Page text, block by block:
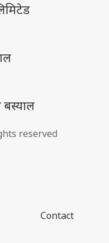
बस्याल
reserved
Contact